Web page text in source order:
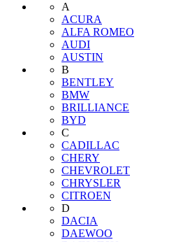
A
ACURA
ALFA ROMEO
AUDI
AUSTIN
B
BENTLEY
BMW
BRILLIANCE
BYD
C
CADILLAC
CHERY
CHEVROLET
CHRYSLER
CITROEN
D
DACIA
DAEWOO